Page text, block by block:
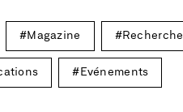
Magazine Recherche
Evénements